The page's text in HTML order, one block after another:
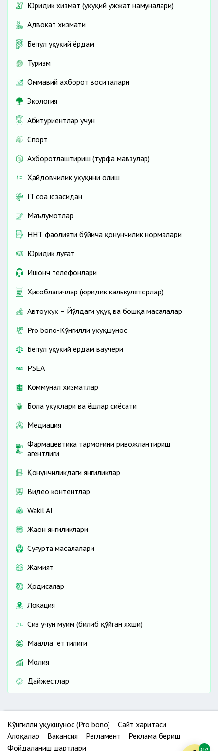
Юридик хизмат (ҳуқуқий ҳужжат намуналари)
Адвокат хизмати
Бепул ҳуқуқий ёрдам
Туризм
Оммавий ахборот воситалари
Экология
Абитуриентлар учун
Спорт
Ахборотлаштириш (турфа мавзулар)
Ҳайдовчилик ҳуқуқини олиш
IT соҳа юзасидан
Маълумотлар
ННТ фаолияти бўйича қонунчилик нормалари
Юридик луғат
Ишонч телефонлари
Ҳисоблагичлар (юридик калькуляторлар)
Автоҳуқуқ – Йўлдаги ҳуқуқ ва бошқа масалалар
Pro bono-Кўнгилли ҳуқуқшунос
Бепул ҳуқуқий ёрдам ваучери
PSEA
Коммунал хизматлар
Бола ҳуқуқлари ва ёшлар сиёсати
Медиация
Фармацевтика тармоғини ривожлантириш
агентлиги
Қонунчиликдаги янгиликлар
Видео контентлар
Wakil AI
Жаҳон янгиликлари
Cуғурта масалалари
Жамият
Ҳодисалар
Локация
Сиз учун муҳим (билиб қўйган яхши)
Маҳалла "еттилиги"
Молия
Дайжестлар
Кўнгилли ҳуқуқшунос (Pro bono)
Сайт харитаси
Алоқалар
Вакансия Регламент
Реклама бериш
Фойдаланиш шартлари
24/7